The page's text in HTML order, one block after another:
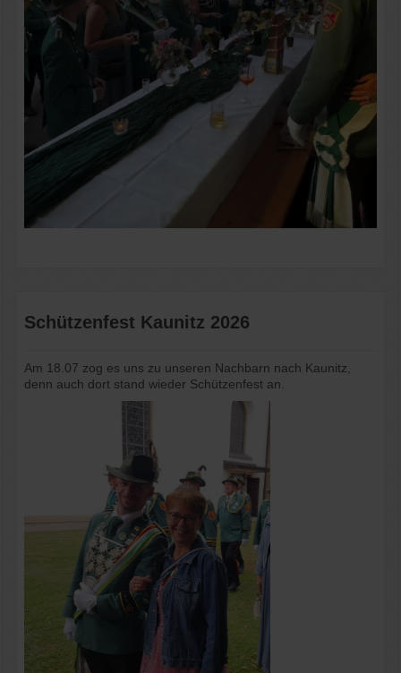
Schützenfest Kaunitz 2026
Am 18.07 zog es uns zu unseren Nachbarn nach Kaunitz,
denn auch dort stand wieder Schützenfest an.